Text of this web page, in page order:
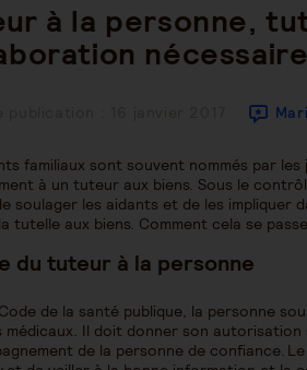
à la personne,
familiaux sont souvent nommés par
à un tuteur aux biens. Sous le
soulager les aidants et de les impliquer
tutelle aux biens. Comment cela se
du tuteur à la personne
de la santé publique, la personne
médicaux. Il doit donner son
de la personne de confiance.